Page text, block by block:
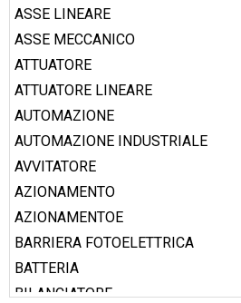
ASSE LINEARE
ASSE MECCANICO
ATTUATORE
ATTUATORE LINEARE
AUTOMAZIONE
AUTOMAZIONE INDUSTRIALE
AVVITATORE
AZIONAMENTO
AZIONAMENTOE
BARRIERA FOTOELETTRICA
BATTERIA
BILANCIATORE